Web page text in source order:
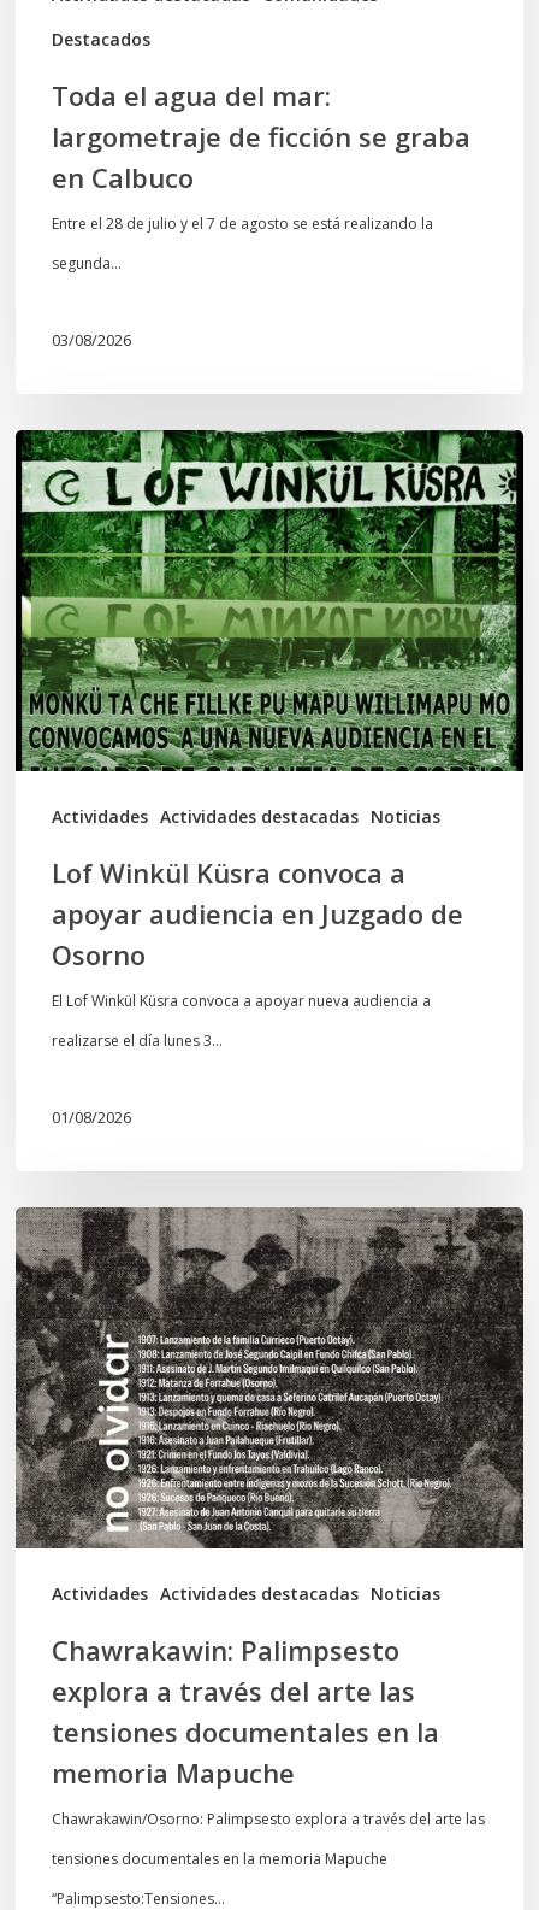
Destacados
Toda el agua del mar:
largometraje de ficción se graba
en Calbuco
Entre el 28 de julio y el 7 de agosto se está realizando la
segunda…
03/08/2026
Actividades Actividades destacadas Noticias
Lof
Winkül
Küsra
convoca
a
apoyar
audiencia
en
Juzgado
Lof Winkül Küsra convoca a
apoyar audiencia en Juzgado de
Osorno
El Lof Winkül Küsra convoca a apoyar nueva audiencia a
realizarse el día lunes 3…
01/08/2026
Actividades Actividades destacadas Noticias
Chawrakawin:
Palimpsesto
explora
a
través
del
arte
las
tensiones
documentales
memoria
Mapuche
Chawrakawin: Palimpsesto
explora a través del arte las
tensiones documentales en la
memoria Mapuche
Chawrakawin/Osorno: Palimpsesto explora a través del arte las
tensiones documentales en la memoria Mapuche
“Palimpsesto:Tensiones…